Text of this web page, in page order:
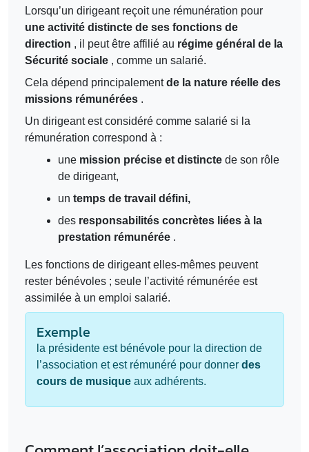
Lorsqu’un dirigeant reçoit une rémunération pour
une activité distincte de ses fonctions de
direction , il peut être affilié au régime général de la
Sécurité sociale , comme un salarié.
Cela dépend principalement de la nature réelle des
missions rémunérées .
Un dirigeant est considéré comme salarié si la
rémunération correspond à :
une mission précise et distincte de son rôle
de dirigeant,
un temps de travail défini,
des responsabilités concrètes liées à la
prestation rémunérée .
Les fonctions de dirigeant elles‑mêmes peuvent
rester bénévoles ; seule l’activité rémunérée est
assimilée à un emploi salarié.
Exemple
la présidente est bénévole pour la direction de
l’association et est rémunéré pour donner des
cours de musique aux adhérents.